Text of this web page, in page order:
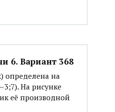
6. Вариант 368
определена на
На рисунке
её производной